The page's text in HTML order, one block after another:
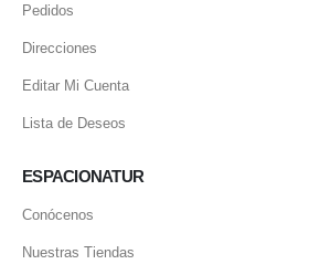
Pedidos
Direcciones
Editar Mi Cuenta
Lista de Deseos
ESPACIONATUR
Conócenos
Nuestras Tiendas